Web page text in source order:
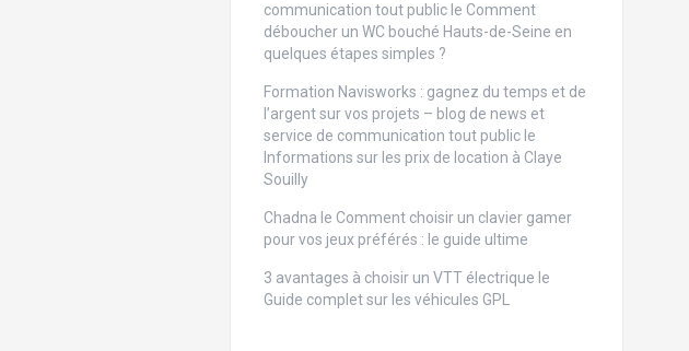
communication tout publicle Comment
déboucher un WC bouché Hauts-de-Seine en
quelques étapes simples ?
Formation Navisworks : gagnez du temps et de
l’argent sur vos projets – blog de news et
service de communication tout publicle
Informations sur les prix de location à Claye
Souilly
Chadna le Comment choisir un clavier gamer
pour vos jeux préférés : le guide ultime
3 avantages à choisir un VTT électrique le
Guide complet sur les véhicules GPL